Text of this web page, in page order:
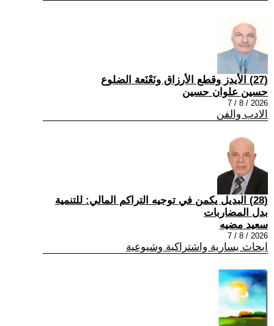
(27) الأيدز وقطع الأرزاق ونَعْنَعة الضلوع
حسين علوان حسين
2026 / 8 / 7
الادب والفن
(28) البديل يكمن في توجيه التراكم المالي: للتنمية
بدل المضاربات
سعيد مضيه
2026 / 8 / 7
ابحاث يسارية واشتراكية وشيوعية